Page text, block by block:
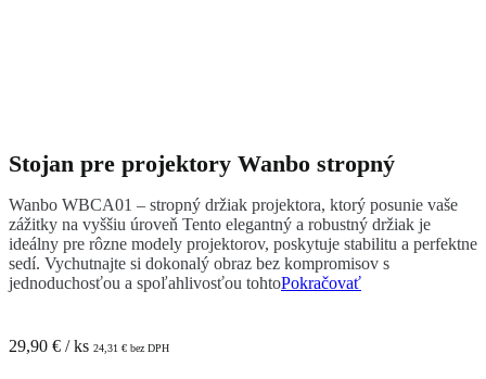
Stojan pre projektory Wanbo stropný
Wanbo WBCA01 – stropný držiak projektora, ktorý posunie vaše
zážitky na vyššiu úroveň Tento elegantný a robustný držiak je
ideálny pre rôzne modely projektorov, poskytuje stabilitu a perfektne
sedí. Vychutnajte si dokonalý obraz bez kompromisov s
jednoduchosťou a spoľahlivosťou tohtoPokračovať
29,90 € / ks 24,31 € bez DPH